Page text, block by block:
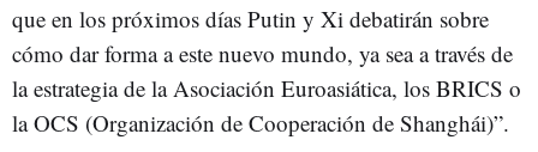
que en los próximos días Putin y Xi debatirán sobre
cómo dar forma a este nuevo mundo, ya sea a través de
la estrategia de la Asociación Euroasiática, los BRICS o
la OCS (Organización de Cooperación de Shanghái)”.